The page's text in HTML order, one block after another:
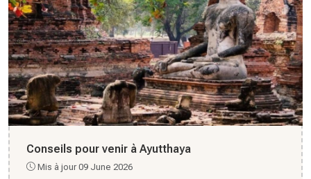
Conseils pour venir à Ayutthaya
Mis à jour 09 June 2026